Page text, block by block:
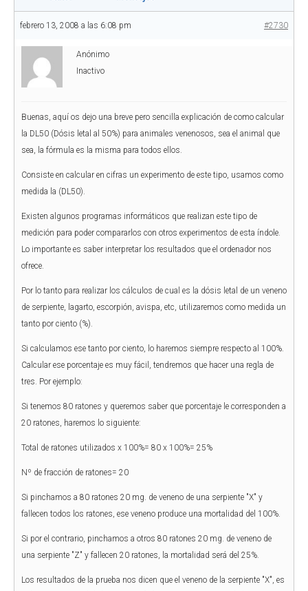
febrero 13, 2008 a las 6:08 pm #2730
Anónimo
Inactivo
Buenas, aquí os dejo una breve pero sencilla explicación de como calcular
la DL50 (Dósis letal al 50%) para animales venenosos, sea el animal que
sea, la fórmula es la misma para todos ellos.
Consiste en calcular en cifras un experimento de este tipo, usamos como
medida la (DL50).
Existen algunos programas informáticos que realizan este tipo de
medición para poder compararlos con otros experimentos de esta índole.
Lo importante es saber interpretar los resultados que el ordenador nos
ofrece.
Por lo tanto para realizar los cálculos de cual es la dósis letal de un veneno
de serpiente, lagarto, escorpión, avispa, etc, utilizaremos como medida un
tanto por ciento (%).
Si calculamos ese tanto por ciento, lo haremos siempre respecto al 100%.
Calcular ese porcentaje es muy fácil, tendremos que hacer una regla de
tres. Por ejemplo:
Si tenemos 80 ratones y queremos saber que porcentaje le corresponden a
20 ratones, haremos lo siguiente:
Total de ratones utilizados x 100%= 80 x 100%= 25%
Nº de fracción de ratones= 20
Si pinchamos a 80 ratones 20 mg. de veneno de una serpiente "X" y
fallecen todos los ratones, ese veneno produce una mortalidad del 100%.
Si por el contrario, pinchamos a otros 80 ratones 20 mg. de veneno de
una serpiente "Z" y fallecen 20 ratones, la mortalidad será del 25%.
Los resultados de la prueba nos dicen que el veneno de la serpiente "X", es